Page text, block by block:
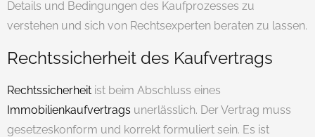
Details und Bedingungen des Kaufprozesses zu
verstehen und sich von Rechtsexperten beraten zu lassen.
Rechtssicherheit des Kaufvertrags
Rechtssicherheit ist beim Abschluss eines
Immobilienkaufvertrags unerlässlich. Der Vertrag muss
gesetzeskonform und korrekt formuliert sein. Es ist